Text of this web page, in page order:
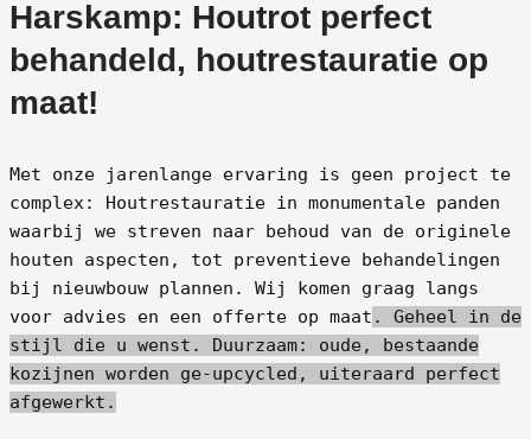
Harskamp: Houtrot perfect
behandeld, houtrestauratie op
maat!
Met onze jarenlange ervaring is geen project te
complex: Houtrestauratie in monumentale panden
waarbij we streven naar behoud van de originele
houten aspecten, tot preventieve behandelingen
bij nieuwbouw plannen. Wij komen graag langs
voor advies en een offerte op maat . Geheel in de
stijl die u wenst. Duurzaam: oude, bestaande
kozijnen worden ge-upcycled, uiteraard perfect
afgewerkt.